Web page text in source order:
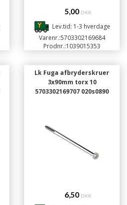
5,00 DKK
Lev.tid: 1-3 hverdage
Varenr.:5703302169684
Prodnr.:1039015353
Lk Fuga afbryderskruer
3x90mm torx 10
5703302169707 020s0890
6,50 DKK